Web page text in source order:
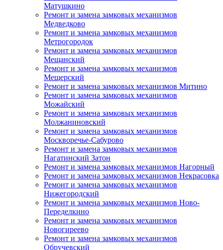
Матушкино
Ремонт и замена замковых механизмов
Медведково
Ремонт и замена замковых механизмов
Метрогородок
Ремонт и замена замковых механизмов
Мещанский
Ремонт и замена замковых механизмов
Мещерский
Ремонт и замена замковых механизмов Митино
Ремонт и замена замковых механизмов
Можайский
Ремонт и замена замковых механизмов
Молжаниновский
Ремонт и замена замковых механизмов
Москворечье-Сабурово
Ремонт и замена замковых механизмов
Нагатинский Затон
Ремонт и замена замковых механизмов Нагорный
Ремонт и замена замковых механизмов Некрасовка
Ремонт и замена замковых механизмов
Нижегородский
Ремонт и замена замковых механизмов Ново-
Переделкино
Ремонт и замена замковых механизмов
Новогиреево
Ремонт и замена замковых механизмов
Обручевский